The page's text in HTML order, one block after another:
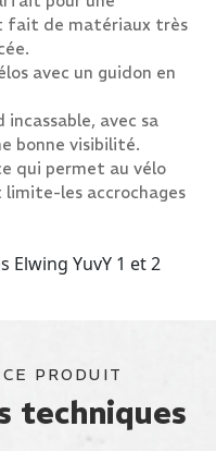
fait de matériaux très
avec un guidon en
incassable, avec sa
bonne visibilité.
qui permet au vélo
les accrochages
Elwing YuvY 1 et 2
PRODUIT
techniques